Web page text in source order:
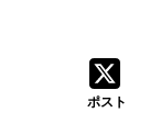
ポスト